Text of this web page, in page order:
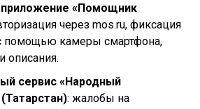
«Помощник
через mos.ru, фиксация
помощью камеры смартфона,
описания.
сервис «Народный
: жалобы на